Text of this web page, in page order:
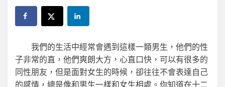
我們的生活中經常會遇到這樣一類男生，他們的性
子非常的直，他們爽朗大方，心直口快，可以有很多的
同性朋友，但是面對女生的時候，卻往往不會表達自己
的感情，總是像和男生一樣和女生相處。你知道在十二